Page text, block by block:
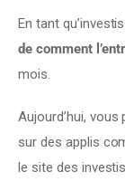
En tant
de comment
mois.
Aujourd’hui,
sur des applis
le site des